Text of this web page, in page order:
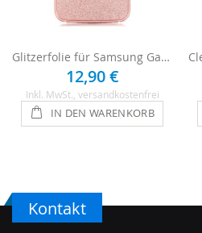
Glitzerfolie für Samsung Galaxy S5 - Rosa
12,90 €
Inkl. MwSt. , versandkostenfrei
IN DEN WARENKORB
Kontakt